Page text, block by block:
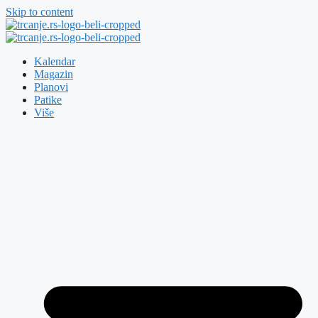
Skip to content
Kalendar
Magazin
Planovi
Patike
Više